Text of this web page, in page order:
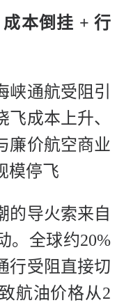
本倒挂 + 行
通航受阻引
成本上升、
廉价航空商业
模停飞
的导火索来自
。全球约20%
行受阻直接切
航油价格从2